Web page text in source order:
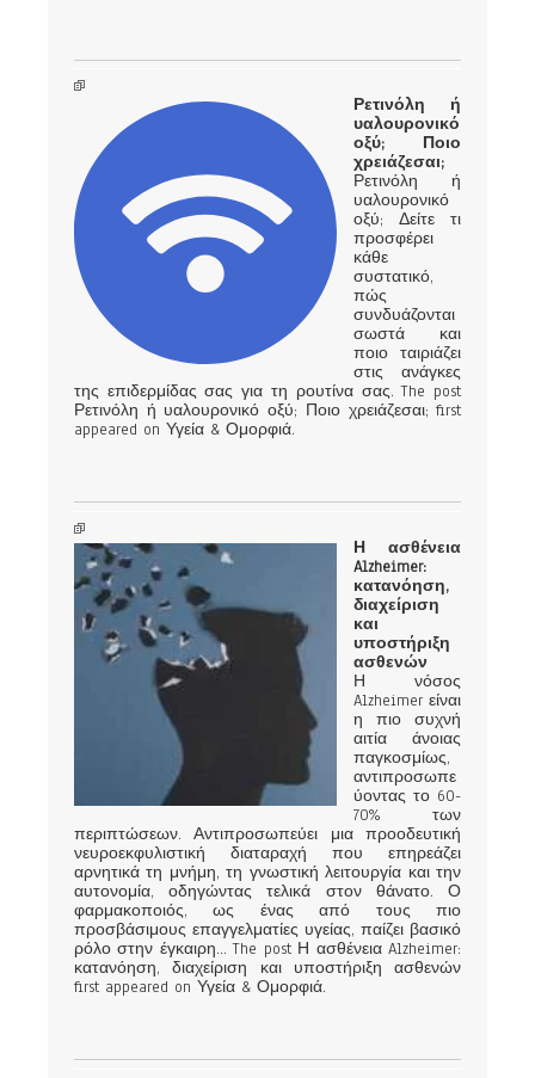
Ρετινόλη ή
υαλουρονικό
οξύ; Ποιο
χρειάζεσαι;
Ρετινόλη ή
υαλουρονικό
οξύ; Δείτε τι
προσφέρει
κάθε
συστατικό,
πώς
συνδυάζονται
σωστά και
ποιο ταιριάζει
στις ανάγκες
της επιδερμίδας σας για τη ρουτίνα σας. The post
Ρετινόλη ή υαλουρονικό οξύ; Ποιο χρειάζεσαι; first
appeared on Υγεία & Ομορφιά.
Η ασθένεια
Alzheimer:
κατανόηση,
διαχείριση
και
υποστήριξη
ασθενών
Η νόσος
Alzheimer είναι
η πιο συχνή
αιτία άνοιας
παγκοσμίως,
αντιπροσωπε
ύοντας το 60-
70% των
περιπτώσεων. Αντιπροσωπεύει μια προοδευτική
νευροεκφυλιστική διαταραχή που επηρεάζει
αρνητικά τη μνήμη, τη γνωστική λειτουργία και την
αυτονομία, οδηγώντας τελικά στον θάνατο. Ο
φαρμακοποιός, ως ένας από τους πιο
προσβάσιμους επαγγελματίες υγείας, παίζει βασικό
ρόλο στην έγκαιρη... The post Η ασθένεια Alzheimer:
κατανόηση, διαχείριση και υποστήριξη ασθενών
first appeared on Υγεία & Ομορφιά.